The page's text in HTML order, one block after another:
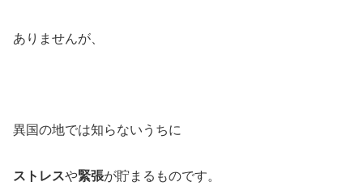
ありませんが、
異国の地では知らないうちに
ストレスや緊張が貯まるものです。